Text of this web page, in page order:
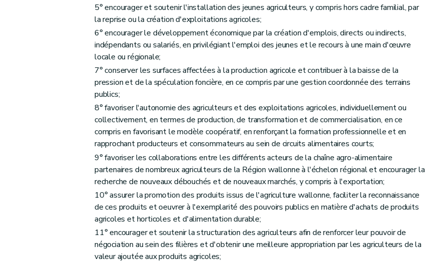
Section 2 Les traitements de données à caractère personnel pour les systèmes de qualité européens et pour la qualité différenciée
Art. D41
Art. D42
Section 3 Les traitements de données à caractère personnel relatives à l'aménagement foncier et à la politique foncière
Art. D43
Art. D44
Art. D45
Art. D46
Art. D47
Art. D48
Art. D49
Art. D50
Section 4 Les traitements de données à caractère personnel de l'observatoire foncier
Art. D52
Art. D53
Art. D54
Art. D55
Art. D56
5° encourager et soutenir l'installation des jeunes agriculteurs, y compris hors cadre familial, par
la reprise ou la création d'exploitations agricoles;
6° encourager le développement économique par la création d'emplois, directs ou indirects,
indépendants ou salariés, en privilégiant l'emploi des jeunes et le recours à une main d'œuvre
locale ou régionale;
7° conserver les surfaces affectées à la production agricole et contribuer à la baisse de la
pression et de la spéculation foncière, en ce compris par une gestion coordonnée des terrains
publics;
8° favoriser l'autonomie des agriculteurs et des exploitations agricoles, individuellement ou
collectivement, en termes de production, de transformation et de commercialisation, en ce
compris en favorisant le modèle coopératif, en renforçant la formation professionnelle et en
rapprochant producteurs et consommateurs au sein de circuits alimentaires courts;
9° favoriser les collaborations entre les différents acteurs de la chaîne agro-alimentaire
partenaires de nombreux agriculteurs de la Région wallonne à l'échelon régional et encourager la
recherche de nouveaux débouchés et de nouveaux marchés, y compris à l'exportation;
10° assurer la promotion des produits issus de l'agriculture wallonne, faciliter la reconnaissance
de ces produits et oeuvrer à l'exemplarité des pouvoirs publics en matière d'achats de produits
agricoles et horticoles et d'alimentation durable;
11° encourager et soutenir la structuration des agriculteurs afin de renforcer leur pouvoir de
négociation au sein des filières et d'obtenir une meilleure appropriation par les agriculteurs de la
valeur ajoutée aux produits agricoles;